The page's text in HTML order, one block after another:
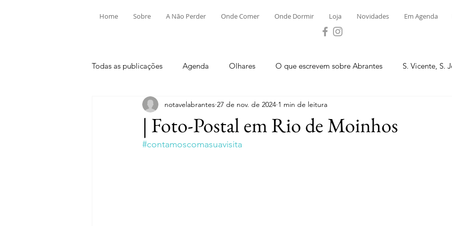
Home Sobre A Não Perder Onde Comer Onde Dormir Loja Novidades Em Agenda
Todas as publicações Agenda Olhares O que escrevem sobre Abrantes S. Vicente, S.
Aldeia do Mato e Souto Alvega e Concavada Bemposta
Mouriscas Pego Rio de Moinhos
| Foto-Postal em Rio de Moinhos
notavelabrantes 27 de nov. de 2024 1 min de leitura
#contamoscomasuavisita